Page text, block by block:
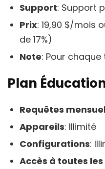
Support: Support
Prix: 19,90 $/mois
de 17%)
Note: Pour
Plan
Requêtes
Appareils: Illimité
Configurations:
Accès à toutes